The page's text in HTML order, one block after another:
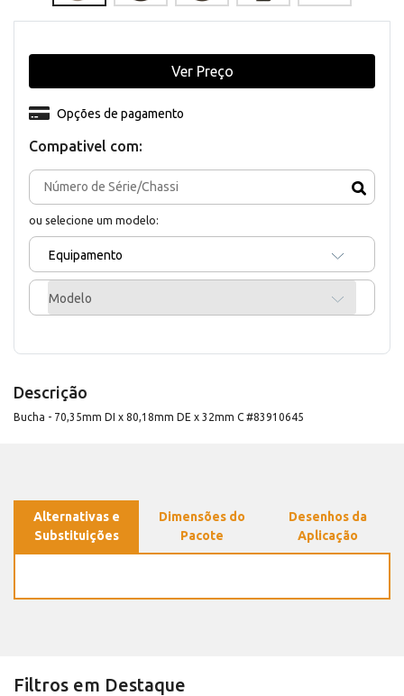
Compativel com:
ou selecione um modelo:
Equipamento
Modelo
Opções de pagamento
Ver Preço
Descrição
Bucha - 70,35mm DI x 80,18mm DE x 32mm C #83910645
Alternativas e
Substituições
Dimensões do
Pacote
Desenhos da
Aplicação
Filtros em Destaque